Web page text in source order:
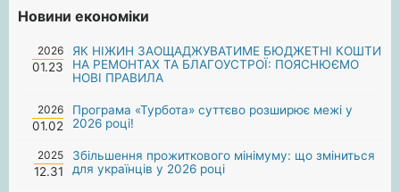
Новини економіки
2026
01.23
ЯК НІЖИН ЗАОЩАДЖУВАТИМЕ БЮДЖЕТНІ КОШТИ
НА РЕМОНТАХ ТА БЛАГОУСТРОЇ: ПОЯСНЮЄМО
НОВІ ПРАВИЛА
2026
01.02
Програма «Турбота» суттєво розширює межі у
2026 році!
2025
12.31
Збільшення прожиткового мінімуму: що зміниться
для українців у 2026 році